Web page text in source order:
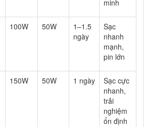
minh
100W 50W
1–1.5
ngày
Sạc
nhanh
mạnh,
pin lớn
150W 50W 1 ngày
Sạc cực
nhanh,
trải
nghiệm
ổn định